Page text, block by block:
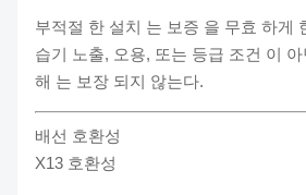
부적절 한 설치 는 보증 을 무효 하게
습기 노출, 오용, 또는 등급 조건 이
해 는 보장 되지 않는다.
배선 호환성
X13 호환성